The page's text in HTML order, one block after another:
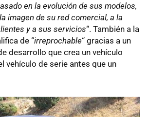
en la evolución de sus modelos,
imagen de su red comercial, a la
y a sus servicios“. También a la
de “irreprochable“ gracias a un
desarrollo que crea un vehículo
vehículo de serie antes que un